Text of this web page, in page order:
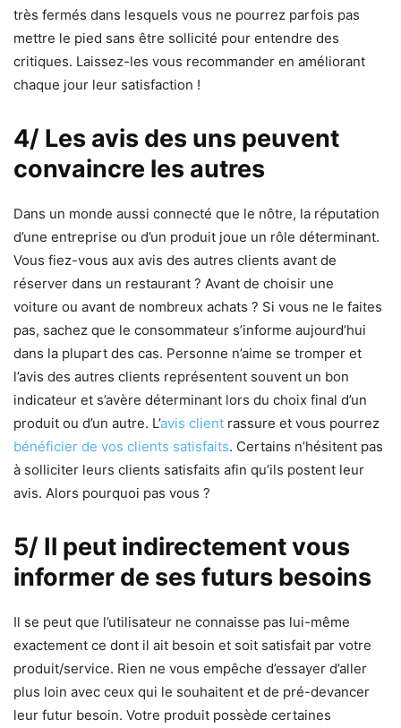
très fermés dans lesquels vous ne pourrez parfois pas
mettre le pied sans être sollicité pour entendre des
critiques. Laissez-les vous recommander en améliorant
chaque jour leur satisfaction !
4/ Les avis des uns peuvent
convaincre les autres
Dans un monde aussi connecté que le nôtre, la réputation
d’une entreprise ou d’un produit joue un rôle déterminant.
Vous fiez-vous aux avis des autres clients avant de
réserver dans un restaurant ? Avant de choisir une
voiture ou avant de nombreux achats ? Si vous ne le faites
pas, sachez que le consommateur s’informe aujourd’hui
dans la plupart des cas. Personne n’aime se tromper et
l’avis des autres clients représentent souvent un bon
indicateur et s’avère déterminant lors du choix final d’un
produit ou d’un autre. L’avis client rassure et vous pourrez
bénéficier de vos clients satisfaits. Certains n’hésitent pas
à solliciter leurs clients satisfaits afin qu’ils postent leur
avis. Alors pourquoi pas vous ?
5/ Il peut indirectement vous
informer de ses futurs besoins
Il se peut que l’utilisateur ne connaisse pas lui-même
exactement ce dont il ait besoin et soit satisfait par votre
produit/service. Rien ne vous empêche d’essayer d’aller
plus loin avec ceux qui le souhaitent et de pré-devancer
leur futur besoin. Votre produit possède certaines